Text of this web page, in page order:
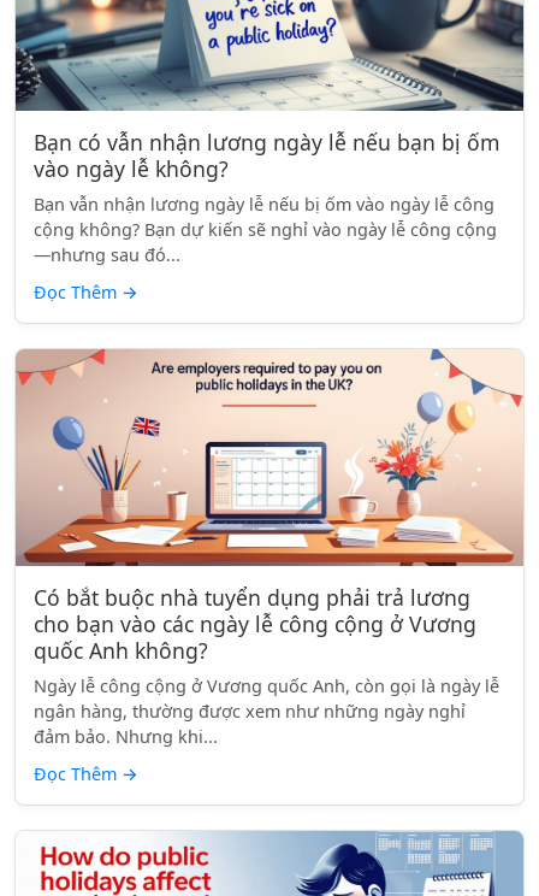
Bạn có vẫn nhận lương ngày lễ nếu bạn bị ốm
vào ngày lễ không?
Bạn vẫn nhận lương ngày lễ nếu bị ốm vào ngày lễ công
cộng không? Bạn dự kiến sẽ nghỉ vào ngày lễ công cộng
—nhưng sau đó...
Đọc Thêm →
Có bắt buộc nhà tuyển dụng phải trả lương
cho bạn vào các ngày lễ công cộng ở Vương
quốc Anh không?
Ngày lễ công cộng ở Vương quốc Anh, còn gọi là ngày lễ
ngân hàng, thường được xem như những ngày nghỉ
đảm bảo. Nhưng khi...
Đọc Thêm →